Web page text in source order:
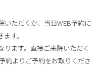
ただくか、当日WEB予約に
す。
ます。直接ご来院いただく
約よりご予約をお取りくださ